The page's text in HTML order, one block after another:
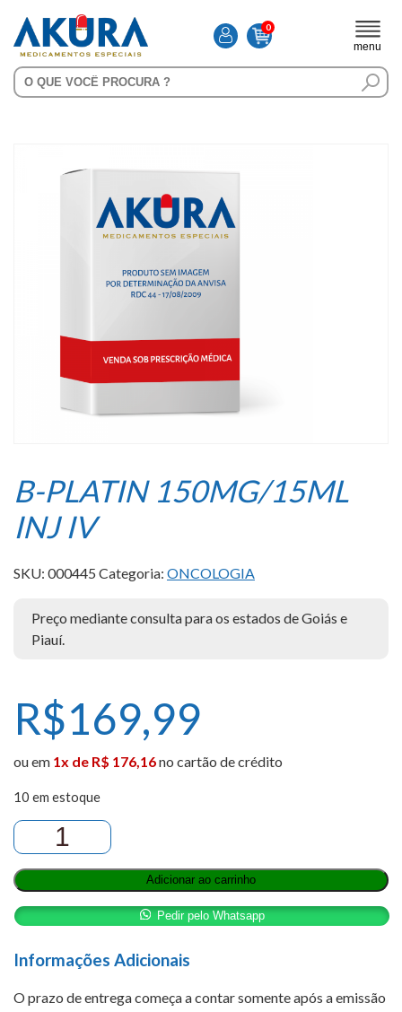
0
menu
B-PLATIN 150MG/15ML
INJ IV
SKU: 000445 Categoria: ONCOLOGIA
Preço mediante consulta para os estados de Goiás e
Piauí.
R$169,99
ou em 1x de R$ 176,16no cartão de crédito
10 em estoque
B-
PLATIN
150MG/15ML
INJ
IV
Adicionar ao carrinho
Pedir pelo Whatsapp
Informações Adicionais
O prazo de entrega começa a contar somente após a emissão